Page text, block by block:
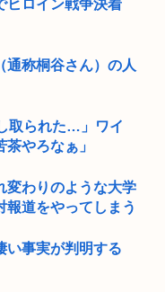
ヒロイン戦争決着
通称桐谷さん）の人
取られた…」ワイ
やろなぁ」
わりのような大学
報道をやってしまう
い事実が判明する